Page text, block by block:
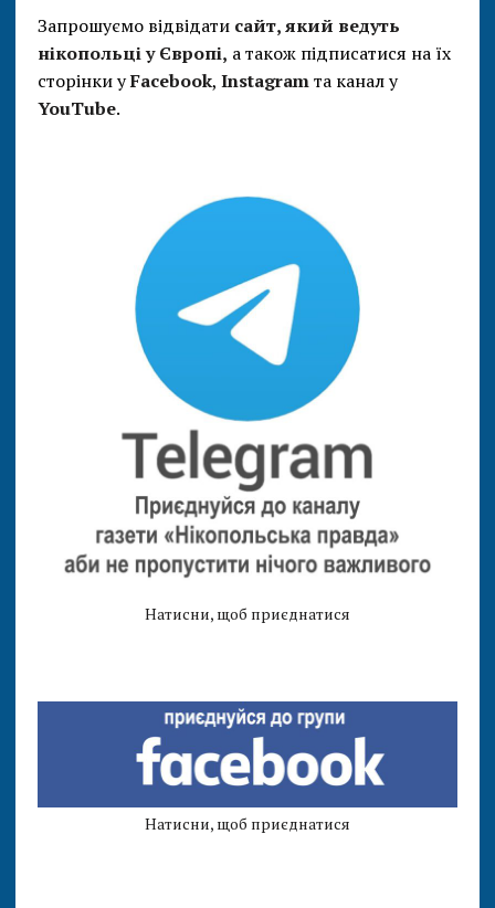
Запрошуємо відвідати сайт, який ведуть
нікопольці у Європі, а також підписатися на їх
сторінки уFacebook, Instagramта канал у
YouTube.
Натисни, щоб приєднатися
Натисни, щоб приєднатися